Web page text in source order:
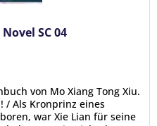
SC 04
von Mo Xiang Tong Xiu.
/ Als Kronprinz eines
war Xie Lian für seine